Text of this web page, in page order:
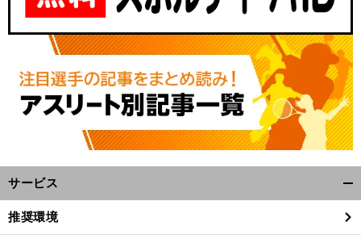
サービス
閉
推奨環境